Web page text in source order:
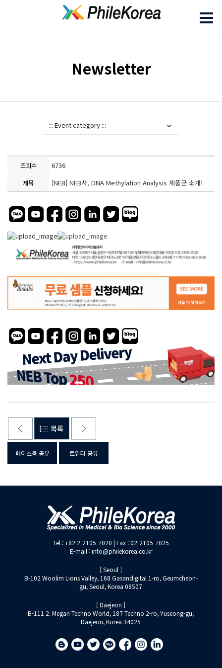
Newsletter
조회수 6736
제목 [NEB] NEB사, DNA Methylation Analysis 제품군 소개!
페이스북 공유 트위터 공유
Tel : +82 2-2105-7020 | Fax : 02-2105-7025
E-mail : info@philekorea.co.kr
[ Seoul ]
B-102 Woolim Lions Valley, 168 Gasandigital 1-ro, Geumcheon-
gu, Seoul, Korea 08507
[ Daejeon ]
B-111 2. Megan Techno World, 187 Techno 2-ro, Yuseong-gu,
Daejeon, Korea 34025